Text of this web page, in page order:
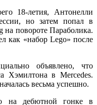
18-летия, Антонелли
но затем попал в
на повороте Параболика.
как «набор Lego» после
объявлено, что
Хэмилтона в Mercedes.
весьма успешно.
на дебютной гонке в